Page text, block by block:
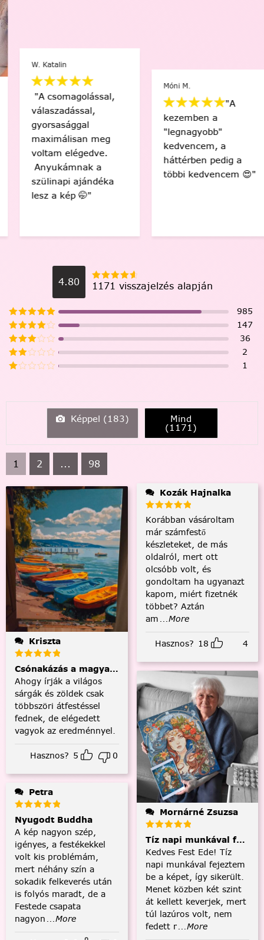
W. Katalin
"A csomagolással,
válaszadással,
gyorsasággal
maximálisan meg
voltam elégedve.
Anyukámnak a
szülinapi ajándéka
lesz a kép 🤭"
Móni M.
"A
kezemben a
"legnagyobb"
kedvencem, a
háttérben pedig a
többi kedvencem 😍"
4.80 1171 visszajelzés alapján
985
147
36
2
1
Képpel (183) Mind
(1171)
1 2 ... 98
Kriszta
Csónakázás a magyar tengeren
Ahogy írják a világos
sárgák és zöldek csak
többszöri átfestéssel
fednek, de elégedett
vagyok az eredménnyel.
Hasznos? 5 0
Petra
Nyugodt Buddha
A kép nagyon szép,
igényes, a festékekkel
volt kis problémám,
mert néhány szín a
sokadik felkeverés után
is folyós maradt, de a
Festede csapata
nagyon ...More
Kozák Hajnalka
Korábban vásároltam
már számfestő
készleteket, de más
oldalról, mert ott
olcsóbb volt, és
gondoltam ha ugyanazt
kapom, miért fizetnék
többet? Aztán
am ...More
Hasznos? 18 4
Mornárné Zsuzsa
Tíz napi munkával
Kedves Fest Ede! Tíz
napi munkával fejeztem
be a képet, így sikerült.
Menet közben két szint
át kellett keverjek, mert
túl lazúros volt, nem
fedett r...More